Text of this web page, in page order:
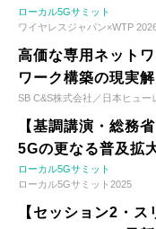
ローカル5Gサミット
ワイヤレスジャパン×WTP
高価な専用ネット
ワーク構築の現実解
SB C&S株式会社／日本ヒュ
【基調講演・総務
5Gの更なる普及拡
ローカル5Gサミット
ローカル5Gサミット2025
【セッション2・